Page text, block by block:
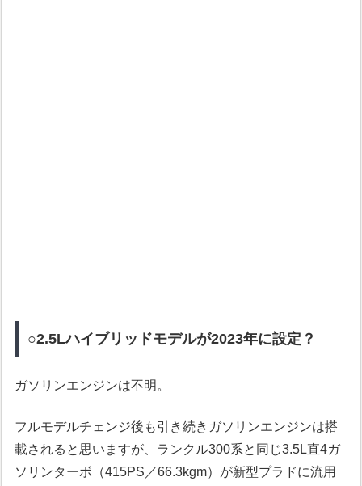
○2.5Lハイブリッドモデルが2023年に設定？
ガソリンエンジンは不明。
フルモデルチェンジ後も引き続きガソリンエンジンは搭
載されると思いますが、ランクル300系と同じ3.5L直4ガ
ソリンターボ（415PS／66.3kgm）が新型プラドに流用